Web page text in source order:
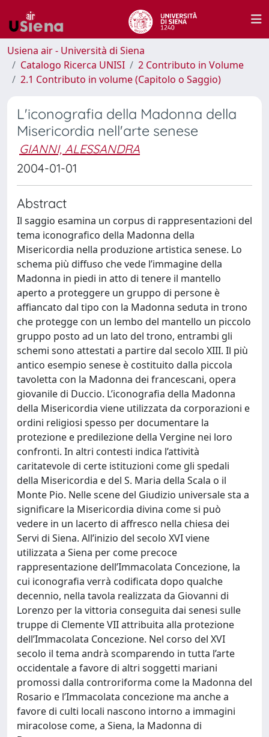
Usiena air - Università di Siena
Catalogo Ricerca UNISI
2 Contributo in Volume
2.1 Contributo in volume (Capitolo o Saggio)
L'iconografia della Madonna della
Misericordia nell'arte senese
GIANNI, ALESSANDRA
2004-01-01
Abstract
Il saggio esamina un corpus di rappresentazioni del
tema iconografico della Madonna della
Misericordia nella produzione artistica senese. Lo
schema più diffuso che vede l’immagine della
Madonna in piedi in atto di tenere il mantello
aperto a proteggere un gruppo di persone è
affiancato dal tipo con la Madonna seduta in trono
che protegge con un lembo del mantello un piccolo
gruppo posto ad un lato del trono, entrambi gli
schemi sono attestati a partire dal secolo XIII. Il più
antico esempio senese è costituito dalla piccola
tavoletta con la Madonna dei francescani, opera
giovanile di Duccio. L’iconografia della Madonna
della Misericordia viene utilizzata da corporazioni e
ordini religiosi spesso per documentare la
protezione e predilezione della Vergine nei loro
confronti. In altri contesti indica l’attività
caritatevole di certe istituzioni come gli spedali
della Misericordia e del S. Maria della Scala o il
Monte Pio. Nelle scene del Giudizio universale sta a
significare la Misericordia divina come si può
vedere in un lacerto di affresco nella chiesa dei
Servi di Siena. All’inizio del secolo XVI viene
utilizzata a Siena per come precoce
rappresentazione dell’Immacolata Concezione, la
cui iconografia verrà codificata dopo qualche
decennio, nella tavola realizzata da Giovanni di
Lorenzo per la vittoria conseguita dai senesi sulle
truppe di Clemente VII attribuita alla protezione
dell’Immacolata Concezione. Nel corso del XVI
secolo il tema andrà scomparendo in tutta l’arte
occidentale a favore di altri soggetti mariani
promossi dalla controriforma come la Madonna del
Rosario e l’Immacolata concezione ma anche a
favore di culti locali nascono intorno a immagini
miracolose come, a Siena, la Madonna di